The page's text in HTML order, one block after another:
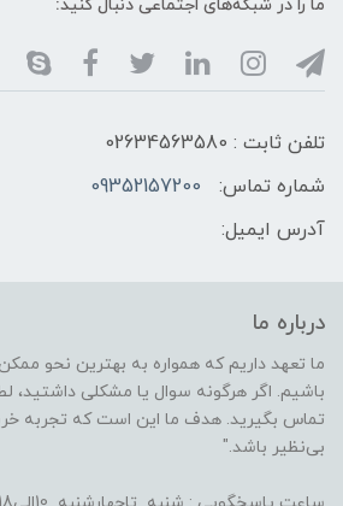
ما را در شبکه‌های اجتماعی دنبال کنید:
تلفن ثابت : 02634563580
شماره تماس:
09352157200
آدرس ایمیل:
درباره ما
ما تعهد داریم که همواره به بهترین نحو
باشیم. اگر هرگونه سوال یا مشکلی داشتید،
تماس بگیرید. هدف ما این است که تجربه خرید
بی‌نظیر باشد."